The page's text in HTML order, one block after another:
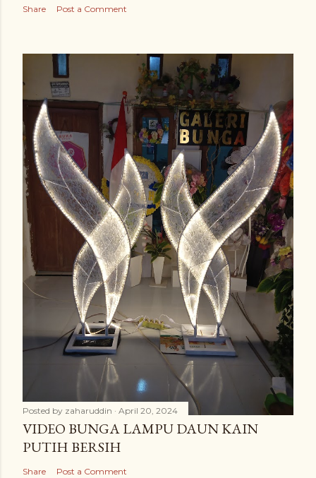
Share Post a Comment
Posted by zaharuddin April 20, 2024
VIDEO BUNGA LAMPU DAUN KAIN
PUTIH BERSIH
Share Post a Comment